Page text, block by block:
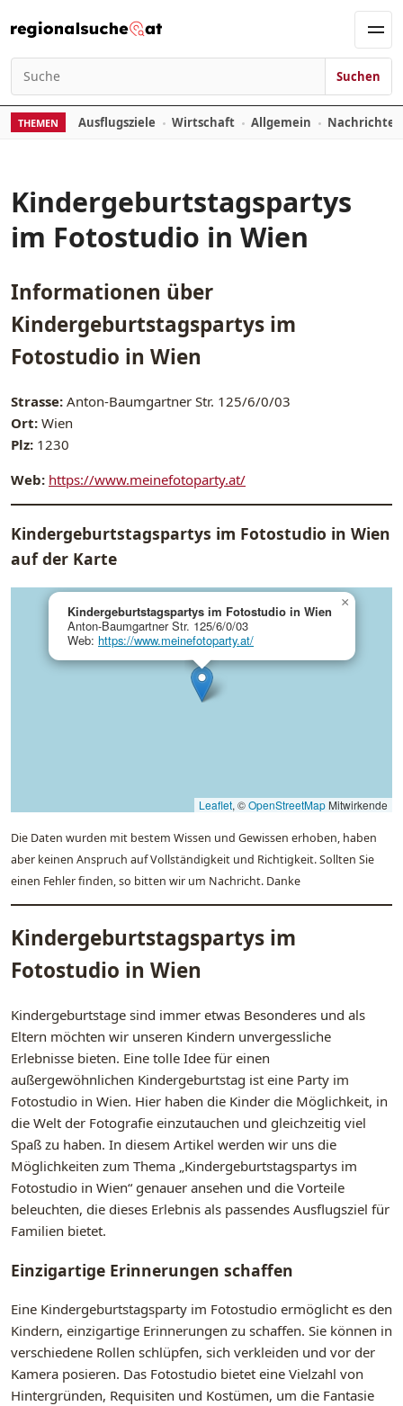
Suchen nach:
Suchen
THEMEN Ausflugsziele Wirtschaft Allgemein
Kindergeburtstagspartys
im Fotostudio in Wien
Informationen über
Kindergeburtstagspartys im
Fotostudio in Wien
Strasse: Anton-Baumgartner Str. 125/6/0/03
Ort: Wien
Plz: 1230
Web: https://www.meinefotoparty.at/
Kindergeburtstagspartys im Fotostudio in Wien
auf der Karte
Kindergeburtstagspartys im Fotostudio in Wien
Anton-Baumgartner Str. 125/6/0/03
Web: https://www.meinefotoparty.at/
×
Leaflet, ©OpenStreetMap Mitwirkende
Die Daten wurden mit bestem Wissen und Gewissen erhoben, haben
aber keinen Anspruch auf Vollständigkeit und Richtigkeit. Sollten Sie
einen Fehler finden, so bitten wir um Nachricht. Danke
Kindergeburtstagspartys im
Fotostudio in Wien
Kindergeburtstage sind immer etwas Besonderes und als
Eltern möchten wir unseren Kindern unvergessliche
Erlebnisse bieten. Eine tolle Idee für einen
außergewöhnlichen Kindergeburtstag ist eine Party im
Fotostudio in Wien. Hier haben die Kinder die Möglichkeit, in
die Welt der Fotografie einzutauchen und gleichzeitig viel
Spaß zu haben. In diesem Artikel werden wir uns die
Möglichkeiten zum Thema „Kindergeburtstagspartys im
Fotostudio in Wien“ genauer ansehen und die Vorteile
beleuchten, die dieses Erlebnis als passendes Ausflugsziel für
Familien bietet.
Einzigartige Erinnerungen schaffen
Eine Kindergeburtstagsparty im Fotostudio ermöglicht es den
Kindern, einzigartige Erinnerungen zu schaffen. Sie können in
verschiedene Rollen schlüpfen, sich verkleiden und vor der
Kamera posieren. Das Fotostudio bietet eine Vielzahl von
Hintergründen, Requisiten und Kostümen, um die Fantasie